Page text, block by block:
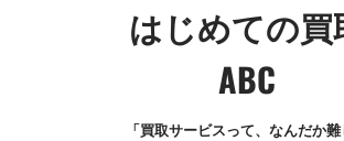
はじめての買
ABC
「買取サービスって、なんだか